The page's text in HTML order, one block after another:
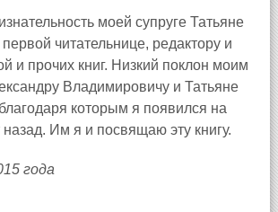
моей супруге Татьяне
читательнице, редактору и
и прочих книг. Низкий поклон моим
Владимировичу и Татьяне
которым я появился на
назад. Им я и посвящаю эту книгу.
года